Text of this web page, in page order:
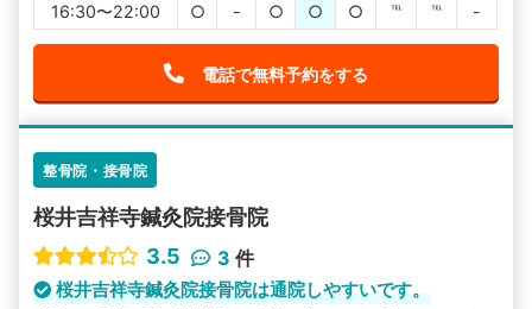
16:30〜22:00
○ - ○ ○ ○ ℡ ℡ -
電話で無料予約をする
整骨院・接骨院
桜井吉祥寺鍼灸院接骨院
3.5
3 件
桜井吉祥寺鍼灸院接骨院は通院しやすいです。